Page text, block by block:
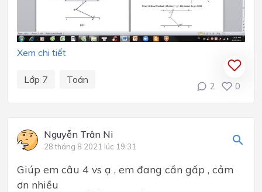
Xem chi tiết
Lớp 7 Toán
2 0
Nguyễn Trân Ni
28 tháng 8 2021 lúc 19:31
Giúp em câu 4 vs ạ , em đang cần gấp , cảm
ơn nhiều